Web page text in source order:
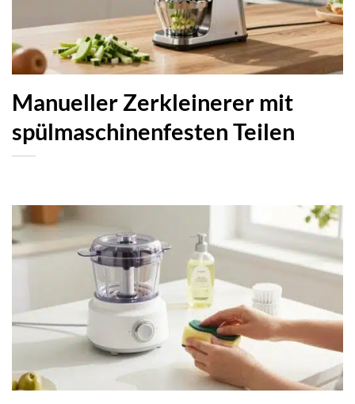
Manueller Zerkleinerer mit
spülmaschinenfesten Teilen